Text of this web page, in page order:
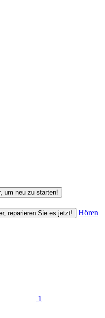
um neu zu starten!
reparieren Sie es jetzt!
Hören
1